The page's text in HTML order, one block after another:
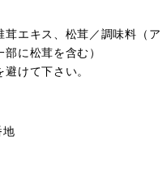
茸エキス、松茸／調味料（ア
に松茸を含む）
けて下さい。
地